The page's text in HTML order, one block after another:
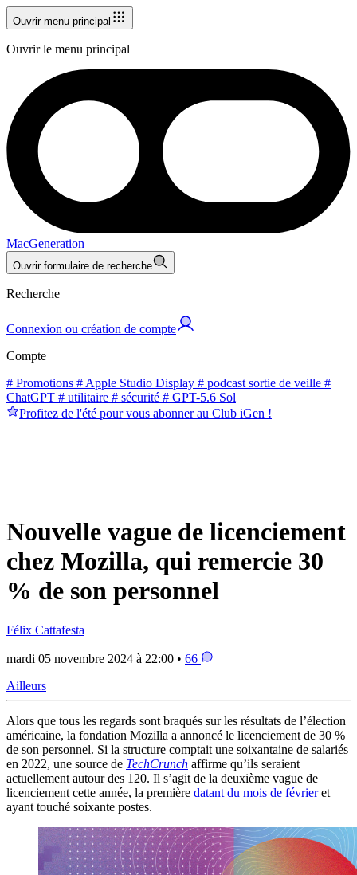
Ouvrir menu principal
Ouvrir le menu principal
MacGeneration
Ouvrir formulaire de recherche
Recherche
Connexion ou création de compte
Compte
# Promotions # Apple Studio Display # podcast sortie de veille #
ChatGPT # utilitaire # sécurité # GPT-5.6 Sol
Profitez de l'été pour vous abonner au Club iGen !
Nouvelle vague de licenciement
chez Mozilla, qui remercie 30
% de son personnel
Félix Cattafesta
mardi 05 novembre 2024 à 22:00 • 66
Ailleurs
Alors que tous les regards sont braqués sur les résultats de l’élection
américaine, la fondation Mozilla a annoncé le licenciement de 30 %
de son personnel. Si la structure comptait une soixantaine de salariés
en 2022, une source de TechCrunch affirme qu’ils seraient
actuellement autour des 120. Il s’agit de la deuxième vague de
licenciement cette année, la première datant du mois de févrieret
ayant touché soixante postes.